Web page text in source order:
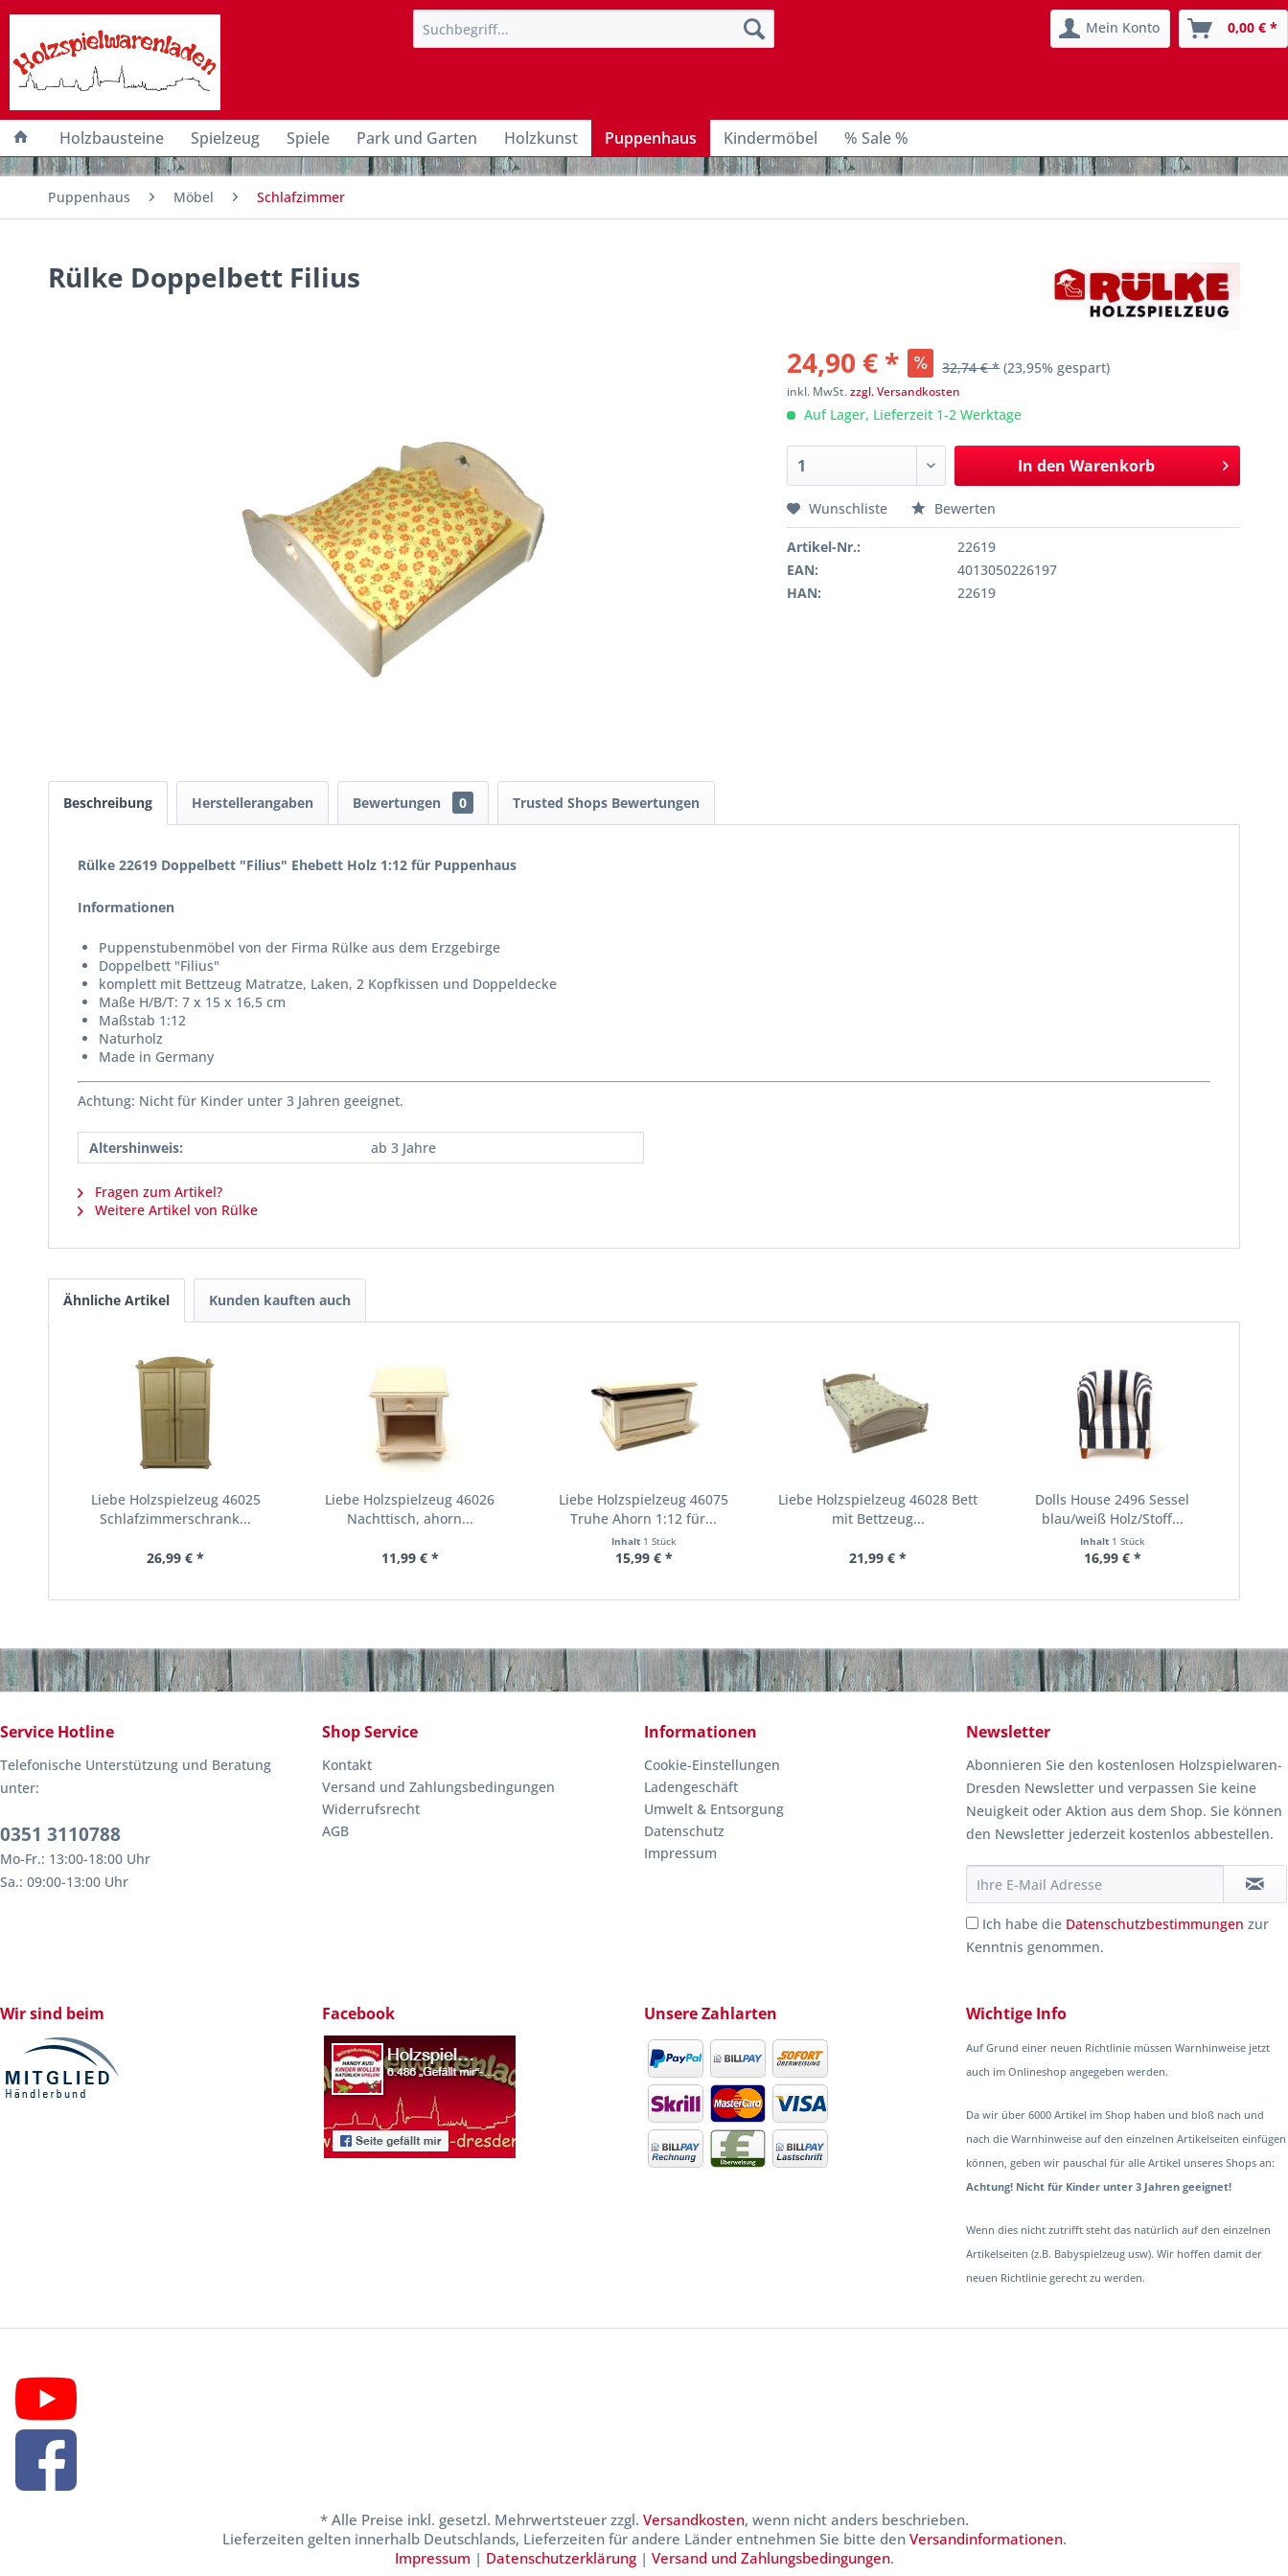
Mein Konto 0,00 € *
Holzbausteine Spielzeug Spiele Park und Garten Holzkunst Puppenhaus Kindermöbel % Sale %
Puppenhaus Möbel Schlafzimmer
Rülke Doppelbett Filius
24,90 € * 32,74 € * (23,95% gespart)
inkl. MwSt.zzgl. Versandkosten
Auf Lager, Lieferzeit 1-2 Werktage
In den Warenkorb
Wunschliste Bewerten
Artikel-Nr.:
22619
EAN:
4013050226197
HAN:
22619
Beschreibung Herstellerangaben Bewertungen 0 Trusted Shops Bewertungen
Rülke 22619 Doppelbett "Filius" Ehebett Holz 1:12 für Puppenhaus
Informationen
Puppenstubenmöbel von der Firma Rülke aus dem Erzgebirge
Doppelbett "Filius"
komplett mit Bettzeug Matratze, Laken, 2 Kopfkissen und Doppeldecke
Maße H/B/T: 7 x 15 x 16,5 cm
Maßstab 1:12
Naturholz
Made in Germany
Achtung: Nicht für Kinder unter 3 Jahren geeignet.
Altershinweis: ab 3 Jahre
Fragen zum Artikel?
Weitere Artikel von Rülke
Ähnliche Artikel Kunden kauften auch
Liebe Holzspielzeug 46025
Schlafzimmerschrank...
26,99 € *
Liebe Holzspielzeug 46026
Nachttisch, ahorn...
11,99 € *
Liebe Holzspielzeug 46075
Truhe Ahorn 1:12 für...
Inhalt 1 Stück
15,99 € *
Liebe Holzspielzeug 46028 Bett
mit Bettzeug...
21,99 € *
Dolls House 2496 Sessel
blau/weiß Holz/Stoff...
Inhalt 1 Stück
16,99 € *
Service Hotline
Telefonische Unterstützung und Beratung
unter:
0351 3110788
Mo-Fr.: 13:00-18:00 Uhr
Sa.: 09:00-13:00 Uhr
Shop Service
Kontakt
Versand und Zahlungsbedingungen
Widerrufsrecht
AGB
Informationen
Cookie-Einstellungen
Ladengeschäft
Umwelt & Entsorgung
Datenschutz
Impressum
Newsletter
Abonnieren Sie den kostenlosen Holzspielwaren-
Dresden Newsletter und verpassen Sie keine
Neuigkeit oder Aktion aus dem Shop. Sie können
den Newsletter jederzeit kostenlos abbestellen.
Ich habe die Datenschutzbestimmungen zur
Kenntnis genommen.
Wir sind beim Facebook Unsere Zahlarten Wichtige Info
Auf Grund einer neuen Richtlinie müssen Warnhinweise jetzt
auch im Onlineshop angegeben werden.
Da wir über 6000 Artikel im Shop haben und bloß nach und
nach die Warnhinweise auf den einzelnen Artikelseiten einfügen
können, geben wir pauschal für alle Artikel unseres Shops an:
Achtung! Nicht für Kinder unter 3 Jahren geeignet!
Wenn dies nicht zutrifft steht das natürlich auf den einzelnen
Artikelseiten (z.B. Babyspielzeug usw). Wir hoffen damit der
neuen Richtlinie gerecht zu werden.
* Alle Preise inkl. gesetzl. Mehrwertsteuer zzgl. Versandkosten, wenn nicht anders beschrieben.
Lieferzeiten gelten innerhalb Deutschlands, Lieferzeiten für andere Länder entnehmen Sie bitte den Versandinformationen.
Impressum | Datenschutzerklärung| Versand und Zahlungsbedingungen.